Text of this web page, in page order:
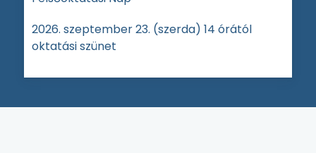
2026. szeptember 23. (szerda) 14 órától
oktatási szünet